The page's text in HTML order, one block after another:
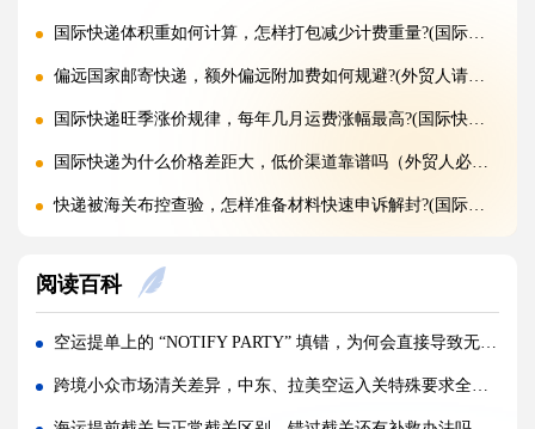
国际快递体积重如何计算，怎样打包减少计费重量?(国际快递干货知识分享)
偏远国家邮寄快递，额外偏远附加费如何规避?(外贸人请注意)
国际快递旺季涨价规律，每年几月运费涨幅最高?(国际快递干货知识分享)
国际快递为什么价格差距大，低价渠道靠谱吗（外贸人必看篇）
快递被海关布控查验，怎样准备材料快速申诉解封?(国际快递干货知识分享)
国际快递实木木箱无 IPPC 标识，一定会被海关扣留吗?(国际快递干货知识分享)
快递 AMS、IOSS、VAT 预申报填错，会带来什么麻烦?(国际快递干货知识分享)
国际快递低申报被海关查到，一般罚款比例是多少（外贸人请注意）
国际快递品名申报出错，会产生哪些罚款与滞留后果?(外贸人请注意)
阅读百科
空运提单上的 “NOTIFY PARTY” 填错，为何会直接导致无法提货（国际空运干货知识分享）
跨境小众市场清关差异，中东、拉美空运入关特殊要求全解析（国际空运干货知识分享）